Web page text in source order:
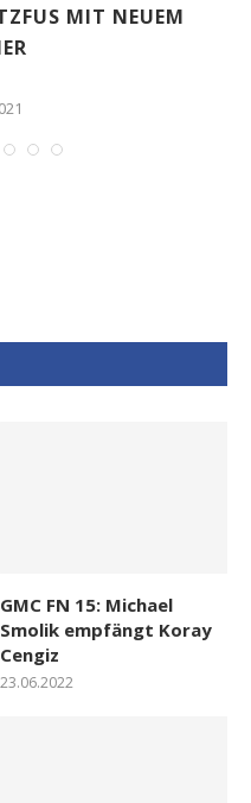
MIT NEUEM
GMC FN 15: Michael
Smolik empfängt Koray
Cengiz
23.06.2022